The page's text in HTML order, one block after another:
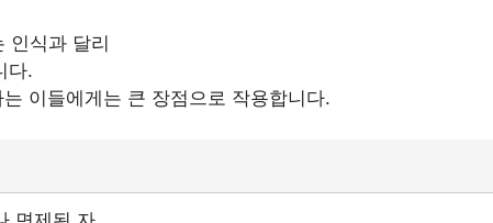
인식과 달리
다.
이들에게는 큰 장점으로 작용합니다.